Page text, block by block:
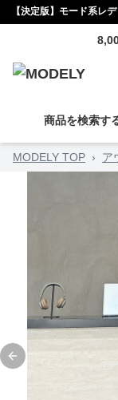
【決定版】モード系レ
商品を検索す
MODELY TOP › ア
Previous slide